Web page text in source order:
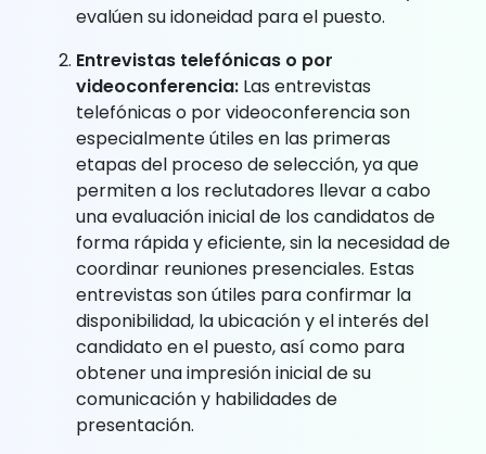
evalúen su idoneidad para el puesto.
Entrevistas telefónicas o por
videoconferencia: Las entrevistas
telefónicas o por videoconferencia son
especialmente útiles en las primeras
etapas del proceso de selección, ya que
permiten a los reclutadores llevar a cabo
una evaluación inicial de los candidatos de
forma rápida y eficiente, sin la necesidad de
coordinar reuniones presenciales. Estas
entrevistas son útiles para confirmar la
disponibilidad, la ubicación y el interés del
candidato en el puesto, así como para
obtener una impresión inicial de su
comunicación y habilidades de
presentación.